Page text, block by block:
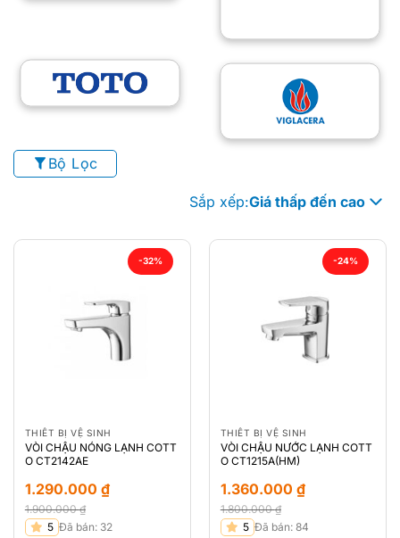
Bộ Lọc
Sắp xếp:Giá thấp đến cao
-32%
THIẾT BỊ VỆ SINH
VÒI CHẬU NÓNG LẠNH COTT
O CT2142AE
1.900.000₫
Giá
1.290.000 ₫
Giá 5 Đã bán: 32
-24%
THIẾT BỊ VỆ SINH
VÒI CHẬU NƯỚC LẠNH COTT
O CT1215A(HM)
1.800.000₫
Giá
1.360.000 ₫
Giá 5 Đã bán: 84